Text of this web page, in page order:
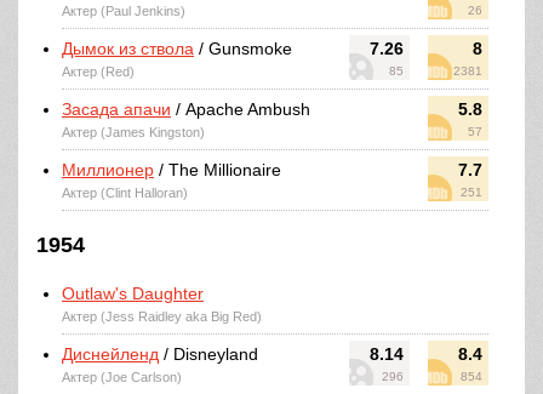
26
Актер (Paul Jenkins)
7.26
85
8
2381
Дымок из ствола / Gunsmoke
Актер (Red)
5.8
57
Засада апачи / Apache Ambush
Актер (James Kingston)
7.7
251
Миллионер / The Millionaire
Актер (Clint Halloran)
1954
Outlaw's Daughter
Актер (Jess Raidley aka Big Red)
8.14
296
8.4
854
Диснейленд / Disneyland
Актер (Joe Carlson)